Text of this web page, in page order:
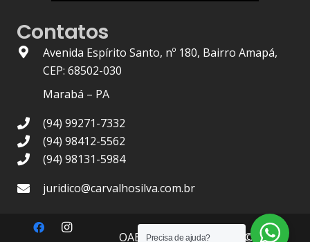
Contatos
Avenida Espírito Santo, nº 180, Bairro Amapá,
CEP: 68502-030
Marabá – PA
(94) 99271-7332
(94) 98412-5562
(94) 98131-5984
juridico@carvalhosilva.com.br
OAB/PA Nº 1.436| 2021 © –
Precisa de ajuda?